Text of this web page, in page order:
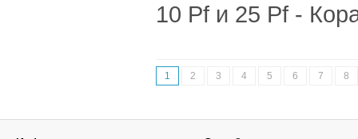
10 Pf и 25 Pf -
1 2 3 4 5 6 7 8